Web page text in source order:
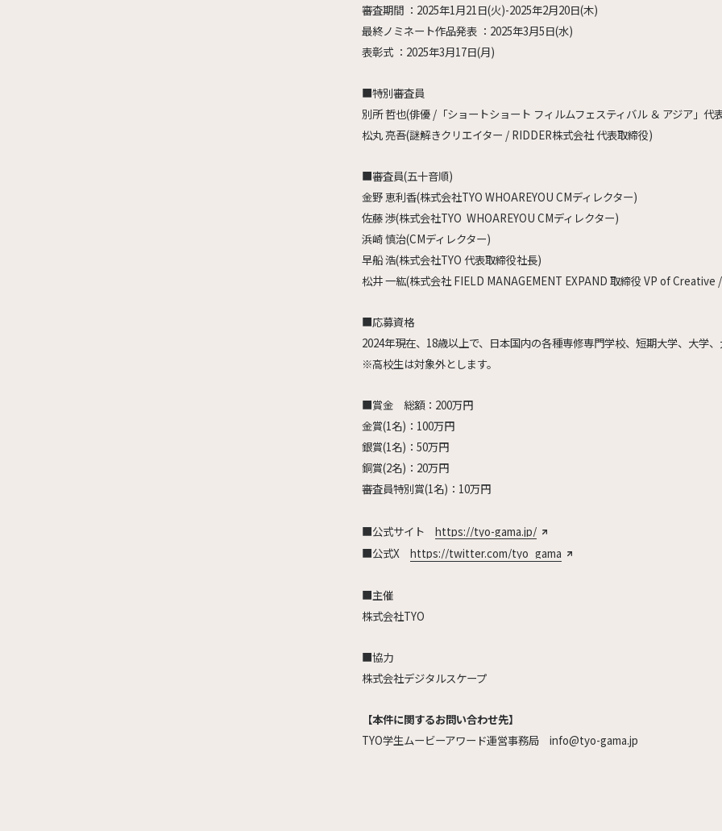
審査期間 ：2025年1月21日(火)-2025年2月20日(木)
最終ノミネート作品発表 ：2025年3月5日(水)
表彰式 ：2025年3月17日(月)
■特別審査員
別所 哲也(俳優 /「ショートショート フィルムフェスティバル ＆ アジア」代
松丸 亮吾(謎解きクリエイター / RIDDER株式会社 代表取締役)
■審査員(五十音順)
金野 恵利香(株式会社TYO WHOAREYOU CMディレクター)
佐藤 渉(株式会社TYO WHOAREYOU CMディレクター)
浜崎 慎治(CMディレクター)
早船 浩(株式会社TYO 代表取締役社長)
松井 一紘(株式会社 FIELD MANAGEMENT EXPAND 取締役 VP of Creative
■応募資格
2024年現在、18歳以上で、日本国内の各種専修専門学校、短期大学、大学
※高校生は対象外とします。
■賞金 総額：200万円
金賞(1名)：100万円
銀賞(1名)：50万円
銅賞(2名)：20万円
審査員特別賞(1名)：10万円
■公式サイト https://tyo-gama.jp/
■公式X https://twitter.com/tyo_gama
■主催
株式会社TYO
■協力
株式会社デジタルスケープ
【本件に関するお問い合わせ先】
TYO学生ムービーアワード運営事務局 info@tyo-gama.jp